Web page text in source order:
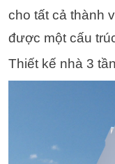
cho tất cả thành
được một cấu
Thiết kế nhà 3